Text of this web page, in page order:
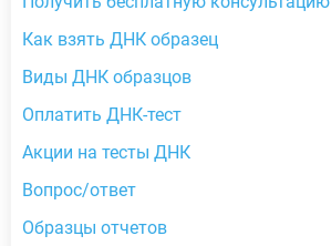
Как взять ДНК образец
Виды ДНК образцов
Оплатить ДНК-тест
Акции на тесты ДНК
Вопрос/ответ
Образцы отчетов